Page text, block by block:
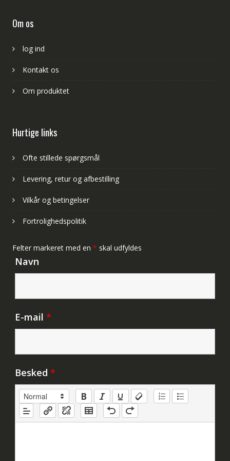
Om os
log ind
Kontakt os
Om produktet
Hurtige links
Ofte stillede spørgsmål
Levering, retur og afbestilling
Vilkår og betingelser
Fortrolighedspolitik
Felter markeret med en * skal udfyldes
Navn
E-mail *
Besked *